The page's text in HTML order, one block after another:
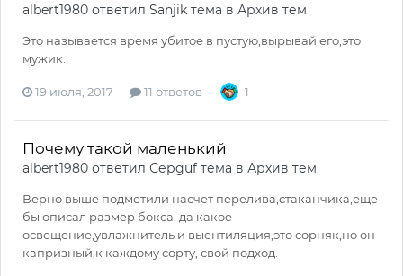
albert1980 ответил Sanjik тема в Архив тем
Это называется время убитое в пустую,вырывай его,это
мужик.
19 июля, 2017 11 ответов 1
Почему такой маленький
albert1980 ответил Серguf тема в Архив тем
Верно выше подметили насчет перелива,стаканчика,еще
бы описал размер бокса, да какое
освещение,увлажнитель и выентиляция,это сорняк,но он
капризный,к каждому сорту, свой подход.